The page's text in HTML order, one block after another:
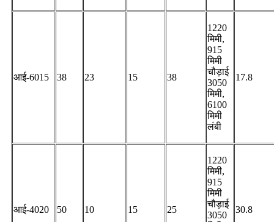
आई-6015 38 23 15 38
1220
मिमी,
915
मिमी
चौड़ाई
3050
मिमी,
6100
मिमी
लंबी
17.8
आई-4020 50 10 15 25
1220
मिमी,
915
मिमी
चौड़ाई
3050
30.8